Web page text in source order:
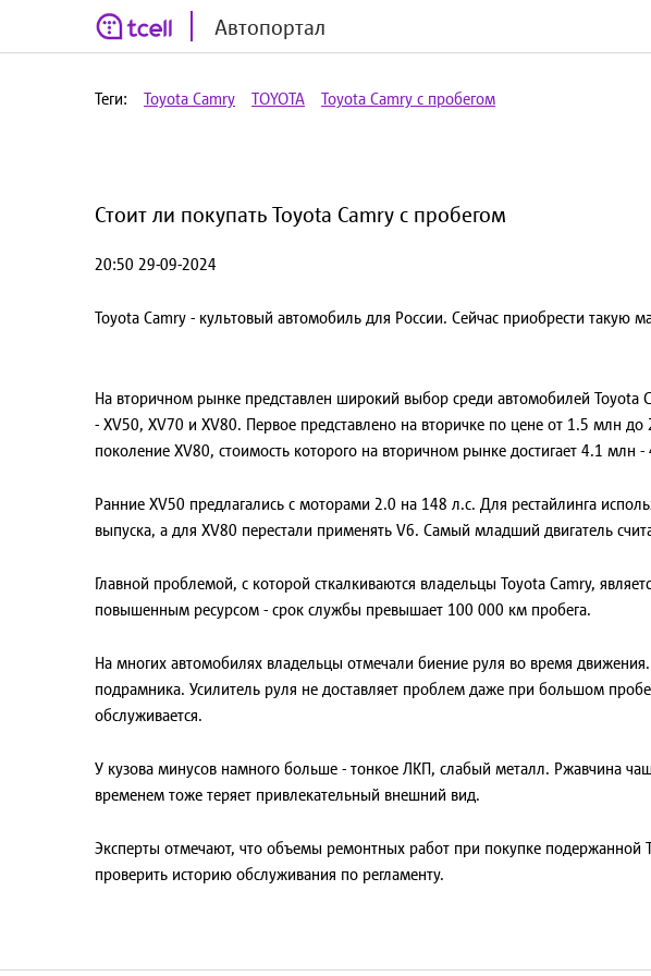
Автопортал
Теги: Toyota Camry TOYOTA Toyota Camry с пробегом
Стоит ли покупать Toyota Camry с пробегом
20:50 29-09-2024
Toyota Camry - культовый автомобиль для России. Сейчас приобрести
На вторичном рынке представлен широкий выбор среди автомобилей
- XV50, XV70 и XV80. Первое представлено на вторичке по цене от 1.5 млн
поколение XV80, стоимость которого на вторичном рынке достигает 4.1 млн
Ранние XV50 предлагались с моторами 2.0 на 148 л.с. Для рестайлинга
выпуска, а для XV80 перестали применять V6. Самый младший двигатель
Главной проблемой, с которой сткалкиваются владельцы Toyota Camry,
повышенным ресурсом - срок службы превышает 100 000 км пробега.
На многих автомобилях владельцы отмечали биение руля во время
подрамника. Усилитель руля не доставляет проблем даже при большом
обслуживается.
У кузова минусов намного больше - тонкое ЛКП, слабый металл. Ржавчина
временем тоже теряет привлекательный внешний вид.
Эксперты отмечают, что объемы ремонтных работ при покупке подержанной
проверить историю обслуживания по регламенту.